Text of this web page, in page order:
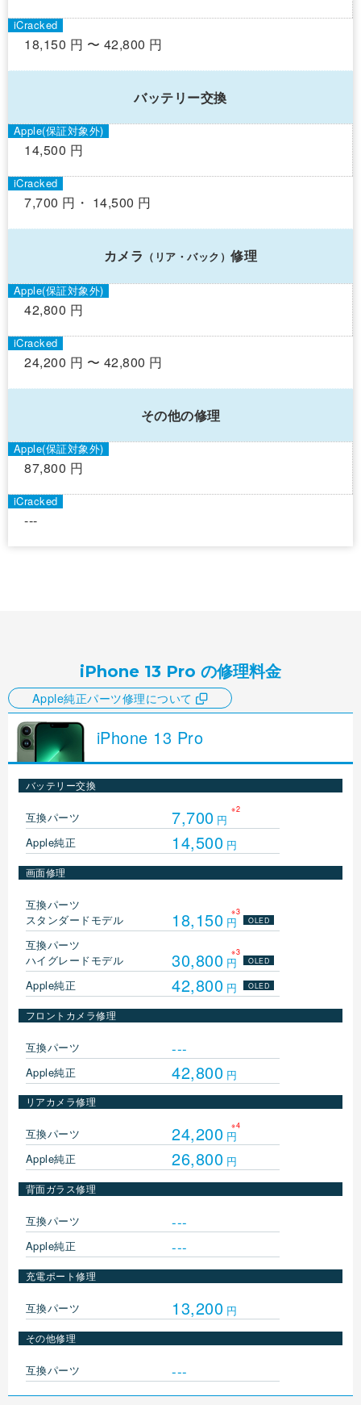
18,150 円 〜 42,800 円
バッテリー交換
14,500 円
7,700 円・ 14,500 円
カメラ （リア・バック）修理
42,800 円
24,200 円 〜 42,800 円
その他の修理
87,800 円
---
iPhone 13 Pro の修理料金
Apple純正パーツ修理について
iPhone 13 Pro
バッテリー交換
互換パーツ 7,700 円
※2
Apple純正 14,500 円
画面修理
互換パーツ
スタンダードモデル
18,150 円
※3
OLED
互換パーツ
ハイグレードモデル
30,800 円
※3
OLED
Apple純正 42,800 円 OLED
フロントカメラ修理
互換パーツ ---
Apple純正 42,800 円
リアカメラ修理
互換パーツ 24,200 円
※4
Apple純正 26,800 円
背面ガラス修理
互換パーツ ---
Apple純正 ---
充電ポート修理
互換パーツ 13,200 円
その他修理
互換パーツ ---